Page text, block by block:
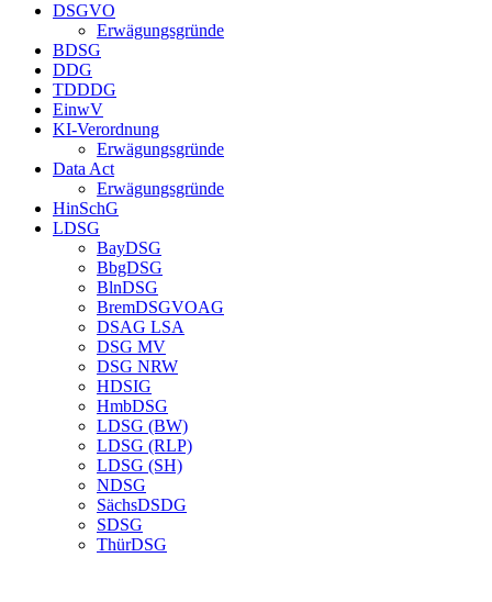
DSGVO
Erwägungsgründe
BDSG
DDG
TDDDG
EinwV
KI-Verordnung
Erwägungsgründe
Data Act
Erwägungsgründe
HinSchG
LDSG
BayDSG
BbgDSG
BlnDSG
BremDSGVOAG
DSAG LSA
DSG MV
DSG NRW
HDSIG
HmbDSG
LDSG (BW)
LDSG (RLP)
LDSG (SH)
NDSG
SächsDSDG
SDSG
ThürDSG